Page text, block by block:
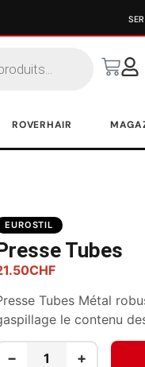
ROVERHAIR
EUROSTIL
Tubes
CHF
Tubes Métal
le contenu
− +